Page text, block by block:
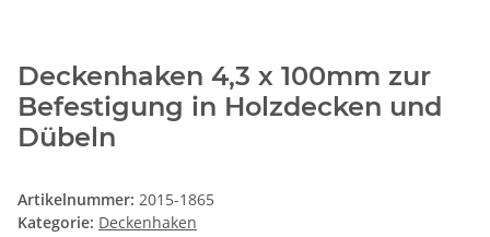
Deckenhaken 4,3 x 100mm zur
Befestigung in Holzdecken und
Dübeln
Artikelnummer: 2015-1865
Kategorie: Deckenhaken